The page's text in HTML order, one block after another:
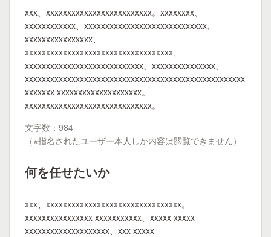
xxx、xxxxxxxxxxxxxxxxxxxxxxxxx。xxxxxxxx、
xxxxxxxxxxxx、xxxxxxxxxxxxxxxxxxxxxxxxxxxxx、
xxxxxxxxxxxxxxxx、
xxxxxxxxxxxxxxxxxxxxxxxxxxxxxxxxxxx、
xxxxxxxxxxxxxxxxxxxxxxxxxxxx、xxxxxxxxxxxxxxx、
xxxxxxxxxxxxxxxxxxxxxxxxxxxxxxxxxxxxxxxxxxxxxxxxxxxx
xxxxxxx xxxxxxxxxxxxxxxxxxxx。
xxxxxxxxxxxxxxxxxxxxxxxxxxxxxx。
文字数：984
（※指名されたユーザー本人しか内容は閲覧できません）
何を任せたいか
xxx、xxxxxxxxxxxxxxxxxxxxxxxxxxxxxxxx。
xxxxxxxxxxxxxxxx xxxxxxxxxxx、xxxxx xxxxx
xxxxxxxxxxxxxxxxxxxx、xxx xxxxx